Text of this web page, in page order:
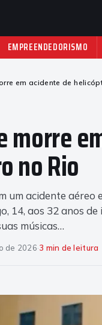
EMPREENDEDORISMO
em acidente de
morre
no Rio
um acidente aéreo
14, aos 32 anos
músicas…
de 2026·3 min de leitura